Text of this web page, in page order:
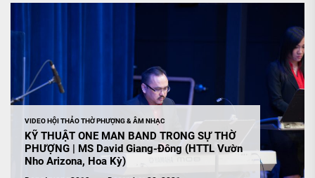
THRU
VIDEO HỘI THẢO THỜ PHƯỢNG & ÂM NHẠC
KỸ THUẬT ONE MAN BAND TRONG SỰ THỜ
PHƯỢNG | MS David Giang-Đông (HTTL Vườn
Nho Arizona, Hoa Kỳ)